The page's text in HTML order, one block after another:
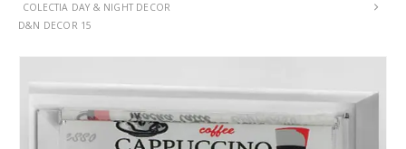
COLECTIA DAY & NIGHT DECOR
D&N DECOR 15